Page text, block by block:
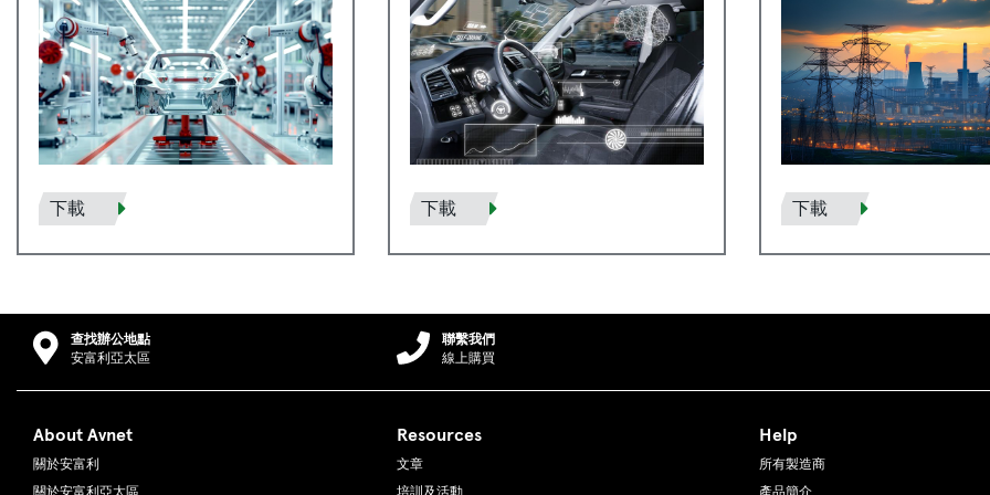
下載 下載 下載
查找辦公地點
安富利亞太區
聯繫我們
線上購買
About Avnet
關於安富利
關於安富利亞太區
Resources
文章
培訓及活動
Help
所有製造商
產品簡介